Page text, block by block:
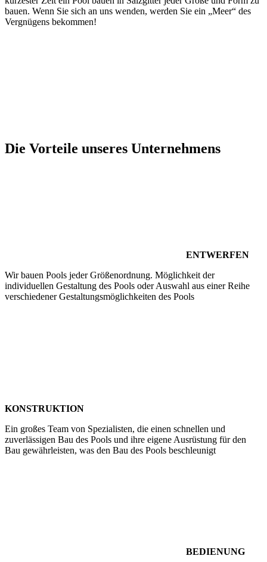
bauen. Wenn Sie sich an uns wenden, werden Sie ein „Meer“ des
Vergnügens bekommen!
Die Vorteile unseres Unternehmens
ENTWERFEN
Wir bauen Pools jeder Größenordnung. Möglichkeit der
individuellen Gestaltung des Pools oder Auswahl aus einer Reihe
verschiedener Gestaltungsmöglichkeiten des Pools
KONSTRUKTION
Ein großes Team von Spezialisten, die einen schnellen und
zuverlässigen Bau des Pools und ihre eigene Ausrüstung für den
Bau gewährleisten, was den Bau des Pools beschleunigt
BEDIENUNG